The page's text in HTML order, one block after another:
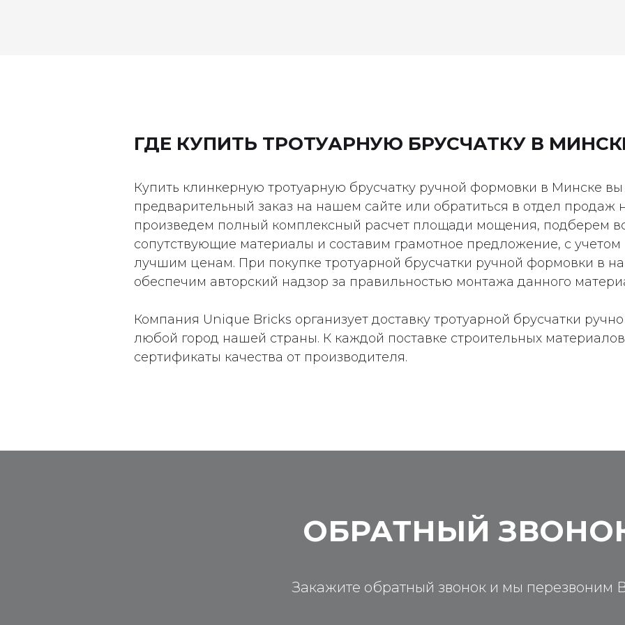
ГДЕ КУПИТЬ ТРОТУАРНУЮ БРУСЧАТКУ В
Купить клинкерную тротуарную брусчатку ручной формовки в Минске
предварительный заказ на нашем сайте или обратиться в отдел
произведем полный комплексный расчет площади мощения, подберем
сопутствующие материалы и составим грамотное предложение, с
лучшим ценам. При покупке тротуарной брусчатки ручной формовки в
обеспечим авторский надзор за правильностью монтажа данного
Компания Unique Bricks организует доставку тротуарной брусчатки
любой город нашей страны. К каждой поставке строительных
сертификаты качества от производителя.
ОБРАТНЫЙ
Закажите обратный звонок и мы перезвоним